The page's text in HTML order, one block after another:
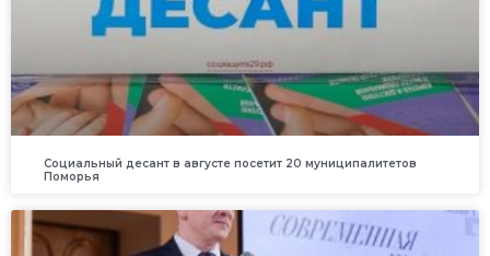
Социальный десант в августе посетит 20 муниципалитетов
Поморья